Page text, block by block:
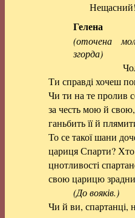
Нещасний!
Гелена
(оточена
згорда)
Ти справді хочеш
Чи ти на те пролив
за честь мою й
ганьбить її й
То се такої шани
цариця Спарти?
цнотливості
свою царицю
(До вояків.)
Чи й ви, спартанці,